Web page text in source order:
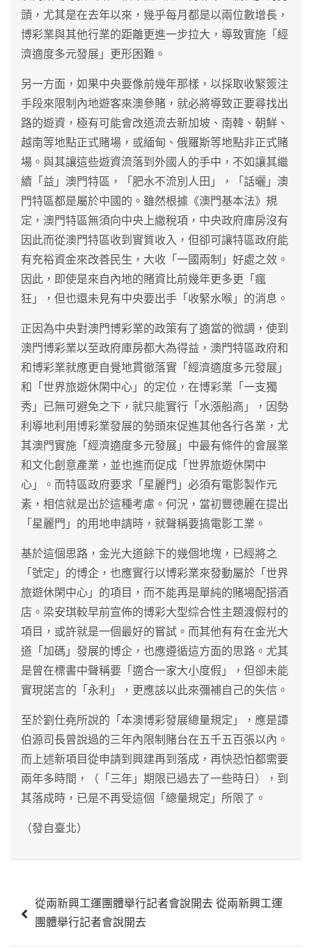
頭，尤其是在去年以來，幾乎每月都是以兩位數增長，
博彩業與其他行業的距離更進一步拉大，導致實施「經
濟適度多元發展」更形困難。
另一方面，如果中央要像前幾年那樣，以採取收緊簽注
手段來限制內地遊客來澳參賭，就必將導致正要尋找出
路的遊資，極有可能會改道流去新加坡、南韓、朝鮮、
越南等地點正式賭場，或緬甸、俄羅斯等地點非正式賭
場。與其讓這些遊資流落到外國人的手中，不如讓其繼
續「益」澳門特區，「肥水不流別人田」，「話曬」澳
門特區都是屬於中國的。雖然根據《澳門基本法》規
定，澳門特區無須向中央上繳稅項，中央政府庫房沒有
因此而從澳門特區收到實質收入，但卻可讓特區政府能
有充裕資金來改善民生，大收「一國兩制」好處之效。
因此，即使是來自內地的賭資比前幾年更多更「瘋
狂」，但也還未見有中央要出手「收緊水喉」的消息。
正因為中央對澳門博彩業的政策有了適當的微調，使到
澳門博彩業以至政府庫房都大為得益，澳門特區政府和
和博彩業就應更自覺地貫徹落實「經濟適度多元發展」
和「世界旅遊休閑中心」的定位，在博彩業「一支獨
秀」已無可避免之下，就只能實行「水漲船高」，因勢
利導地利用博彩業發展的勢頭來促進其他各行各業，尤
其澳門實施「經濟適度多元發展」中最有條件的會展業
和文化創意產業，並也進而促成「世界旅遊休閑中
心」。而特區政府要求「星麗門」必須有電影製作元
素，相信就是出於這種考慮。何況，當初豐德麗在提出
「星麗門」的用地申請時，就聲稱要搞電影工業。
基於這個思路，金光大道餘下的幾個地塊，已經將之
「號定」的博企，也應實行以博彩業來發動屬於「世界
旅遊休閑中心」的項目，而不能再是單純的賭場配搭酒
店。梁安琪較早前宣佈的博彩大型綜合性主題渡假村的
項目，或許就是一個最好的嘗試。而其他有有在金光大
道「加碼」發展的博企，也應遵循這方面的思路。尤其
是曾在標書中聲稱要「適合一家大小度假」，但卻未能
實現諾言的「永利」，更應該以此來彌補自己的失信。
至於劉仕堯所說的「本澳博彩發展總量規定」，應是譚
伯源司長曾說過的三年內限制賭台在五千五百張以內。
而上述新項目從申請到興建再到落成，再快恐怕都需要
兩年多時間，（「三年」期限已過去了一些時日），到
其落成時，已是不再受這個「總量規定」所限了。
（發自臺北）
章 從兩新興工運團體舉行記者會說開去 從兩新興工運
團體舉行記者會說開去